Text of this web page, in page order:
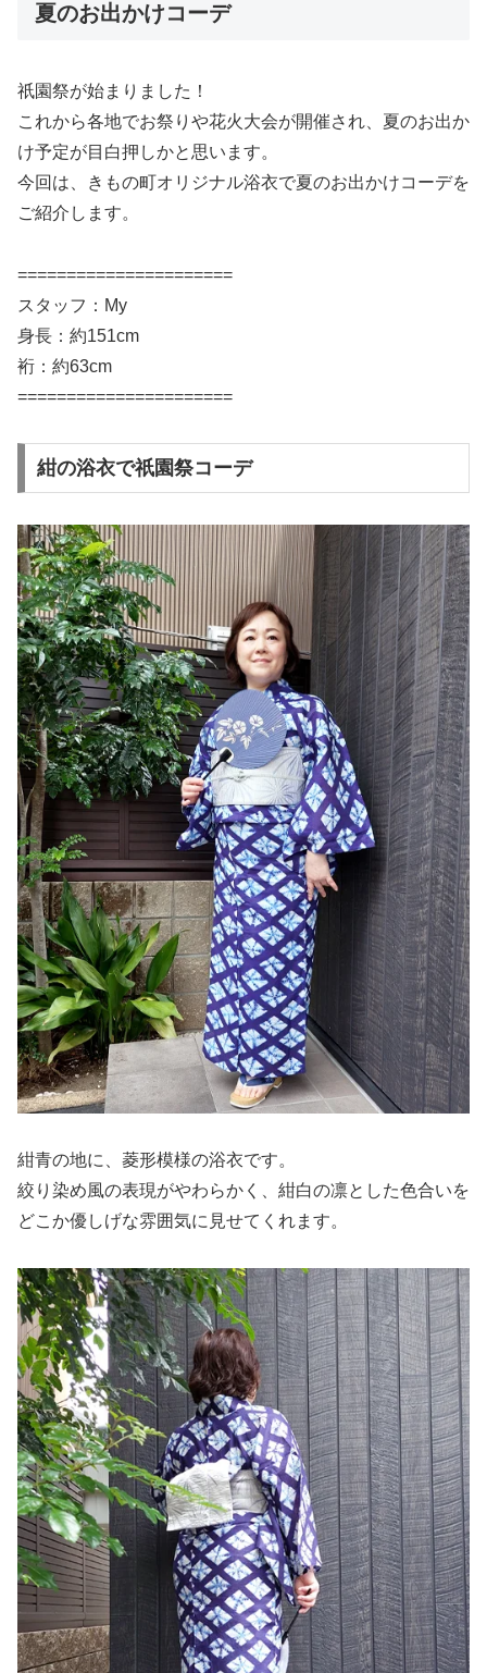
夏のお出かけコーデ
祇園祭が始まりました！
これから各地でお祭りや花火大会が開催され、夏のお出か
け予定が目白押しかと思います。
今回は、きもの町オリジナル浴衣で夏のお出かけコーデを
ご紹介します。
======================
スタッフ：My
身長：約151cm
裄：約63cm
======================
紺の浴衣で祇園祭コーデ
紺青の地に、菱形模様の浴衣です。
絞り染め風の表現がやわらかく、紺白の凛とした色合いを
どこか優しげな雰囲気に見せてくれます。